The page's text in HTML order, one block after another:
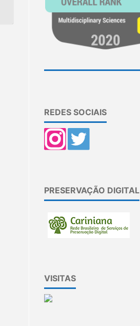
REDES SOCIAIS
PRESERVAÇÃO DIGITAL
VISITAS